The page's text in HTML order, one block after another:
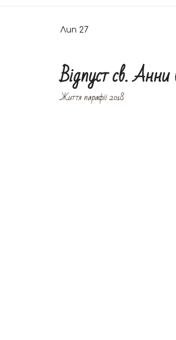
Лип 27
Відпуст св.
Життя парафії 2018